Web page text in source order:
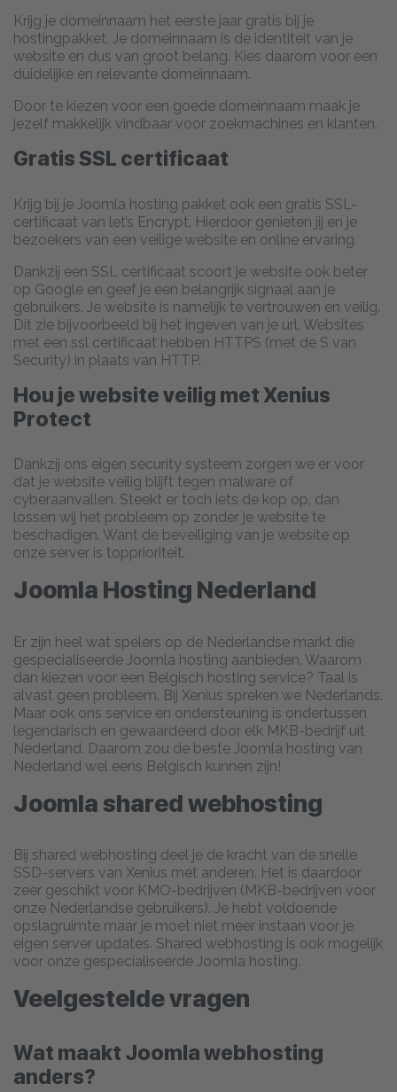
Krijg je domeinnaam het eerste jaar gratis bij je
hostingpakket. Je domeinnaam is de identiteit van je
website en dus van groot belang. Kies daarom voor een
duidelijke en relevante domeinnaam.
Door te kiezen voor een goede domeinnaam maak je
jezelf makkelijk vindbaar voor zoekmachines en klanten.
Gratis SSL certificaat
Krijg bij je Joomla hosting pakket ook een gratis SSL-
certificaat van let’s Encrypt. Hierdoor genieten jij en je
bezoekers van een veilige website en online ervaring.
Dankzij een SSL certificaat scoort je website ook beter
op Google en geef je een belangrijk signaal aan je
gebruikers. Je website is namelijk te vertrouwen en veilig.
Dit zie bijvoorbeeld bij het ingeven van je url. Websites
met een ssl certificaat hebben HTTPS (met de S van
Security) in plaats van HTTP.
Hou je website veilig met Xenius
Protect
Dankzij ons eigen security systeem zorgen we er voor
dat je website veilig blijft tegen malware of
cyberaanvallen. Steekt er toch iets de kop op, dan
lossen wij het probleem op zonder je website te
beschadigen. Want de beveiliging van je website op
onze server is topprioriteit.
Joomla Hosting Nederland
Er zijn heel wat spelers op de Nederlandse markt die
gespecialiseerde Joomla hosting aanbieden. Waarom
dan kiezen voor een Belgisch hosting service? Taal is
alvast geen probleem. Bij Xenius spreken we Nederlands.
Maar ook ons service en ondersteuning is ondertussen
legendarisch en gewaardeerd door elk MKB-bedrijf uit
Nederland. Daarom zou de beste Joomla hosting van
Nederland wel eens Belgisch kunnen zijn!
Joomla shared webhosting
Bij shared webhosting deel je de kracht van de snelle
SSD-servers van Xenius met anderen. Het is daardoor
zeer geschikt voor KMO-bedrijven (MKB-bedrijven voor
onze Nederlandse gebruikers). Je hebt voldoende
opslagruimte maar je moet niet meer instaan voor je
eigen server updates. Shared webhosting is ook mogelijk
voor onze gespecialiseerde Joomla hosting.
Veelgestelde vragen
Wat maakt Joomla webhosting
anders?